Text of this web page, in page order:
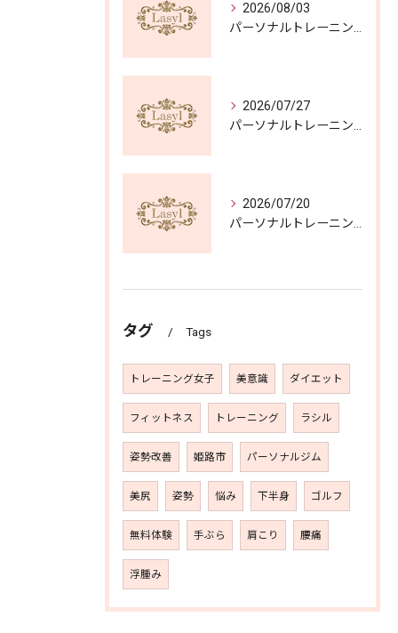
2026/08/03
2026/07/27
2026/07/20
タグ Tags
トレーニング女子 美意識 ダイエット
フィットネス トレーニング ラシル
姿勢改善 姫路市 パーソナルジム
美尻 姿勢 悩み 下半身 ゴルフ
無料体験 手ぶら 肩こり 腰痛
浮腫み